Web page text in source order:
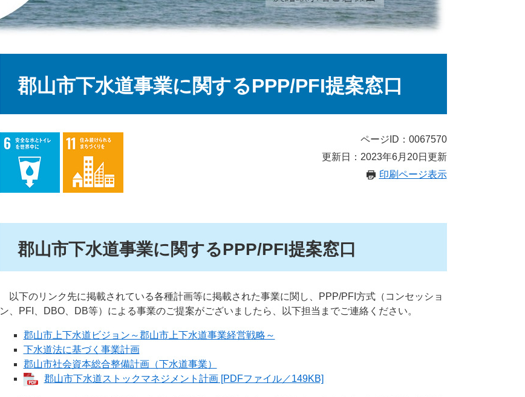
郡山市下水道事業に関するPPP/PFI提案窓口
ページID：0067570
更新日：2023年6月20日更新
印刷ページ表示
郡山市下水道事業に関するPPP/PFI提案窓口
以下のリンク先に掲載されている各種計画等に掲載された事業に関し、PPP/PFI方式（コンセッショ
ン、PFI、DBO、DB等）による事業のご提案がございましたら、以下担当までご連絡ください。
郡山市上下水道ビジョン～郡山市上下水道事業経営戦略～
下水道法に基づく事業計画
郡山市社会資本総合整備計画（下水道事業）
郡山市下水道ストックマネジメント計画 [PDFファイル／149KB]